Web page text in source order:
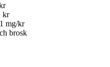
kr
mg/kr
brosk